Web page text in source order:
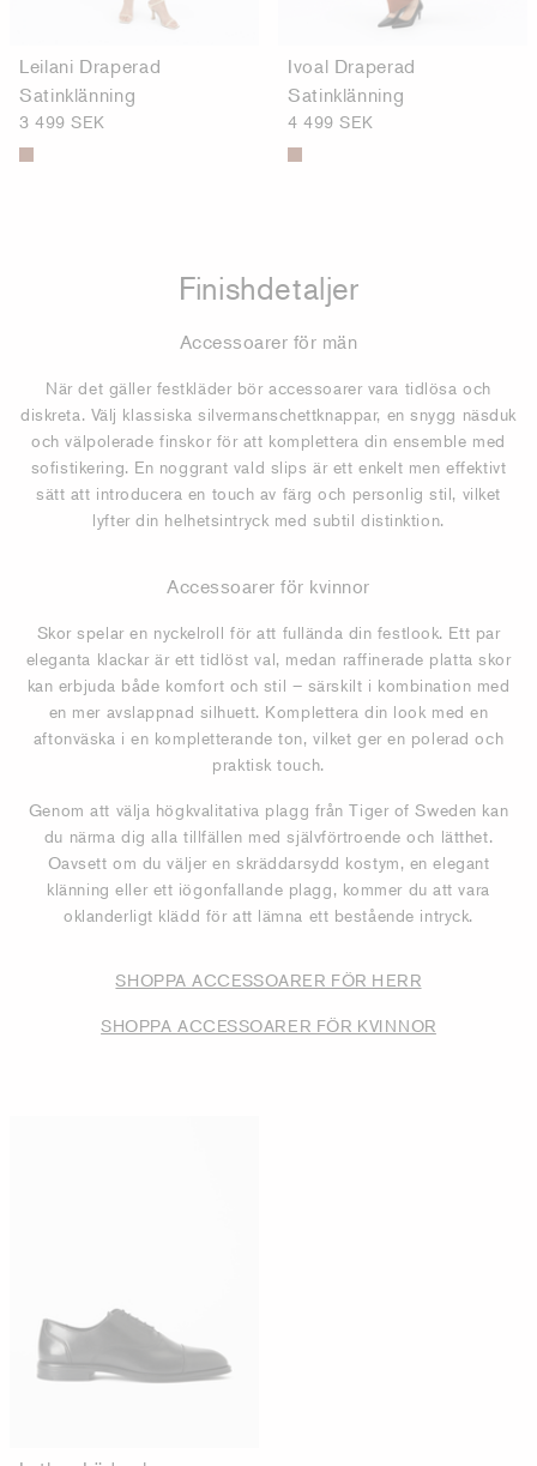
Leilani Draperad
Satinklänning
3 499 SEK
Ivoal Draperad
Satinklänning
4 499 SEK
Finishdetaljer
Accessoarer för män
När det gäller festkläder bör accessoarer vara tidlösa och
diskreta. Välj klassiska silvermanschettknappar, en snygg näsduk
och välpolerade finskor för att komplettera din ensemble med
sofistikering. En noggrant vald slips är ett enkelt men effektivt
sätt att introducera en touch av färg och personlig stil, vilket
lyfter din helhetsintryck med subtil distinktion.
Accessoarer för kvinnor
Skor spelar en nyckelroll för att fullända din festlook. Ett par
eleganta klackar är ett tidlöst val, medan raffinerade platta skor
kan erbjuda både komfort och stil – särskilt i kombination med
en mer avslappnad silhuett. Komplettera din look med en
aftonväska i en kompletterande ton, vilket ger en polerad och
praktisk touch.
Genom att välja högkvalitativa plagg från Tiger of Sweden kan
du närma dig alla tillfällen med självförtroende och lätthet.
Oavsett om du väljer en skräddarsydd kostym, en elegant
klänning eller ett iögonfallande plagg, kommer du att vara
oklanderligt klädd för att lämna ett bestående intryck.
SHOPPA ACCESSOARER FÖR HERR
SHOPPA ACCESSOARER FÖR KVINNOR